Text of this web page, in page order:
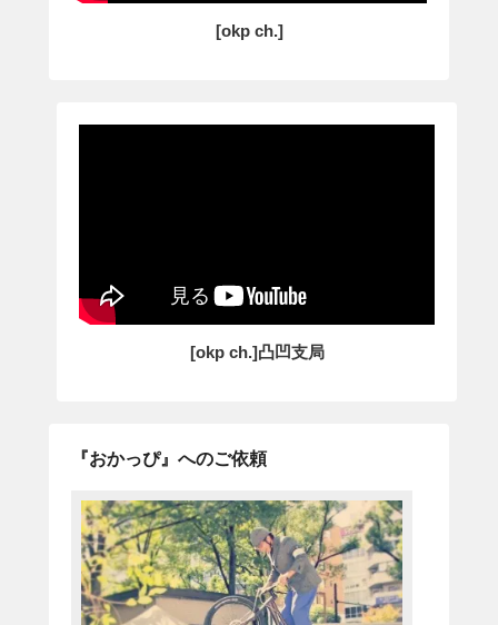
[okp ch.]
[okp ch.]凸凹支局
『おかっぴ』へのご依頼